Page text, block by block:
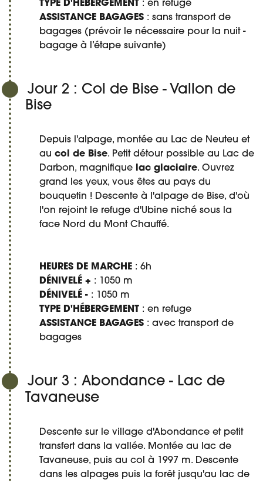
TYPE D'HÉBERGEMENT : en refuge
ASSISTANCE BAGAGES : sans transport de
bagages (prévoir le nécessaire pour la nuit -
bagage à l’étape suivante)
Jour 2 : Col de Bise - Vallon de
Bise
Depuis l'alpage, montée au Lac de Neuteu et
au col de Bise. Petit détour possible au Lac de
Darbon, magnifique lac glaciaire. Ouvrez
grand les yeux, vous êtes au pays du
bouquetin ! Descente à l'alpage de Bise, d'où
l'on rejoint le refuge d'Ubine niché sous la
face Nord du Mont Chauffé.
HEURES DE MARCHE : 6h
DÉNIVELÉ + : 1050 m
DÉNIVELÉ - : 1050 m
TYPE D'HÉBERGEMENT : en refuge
ASSISTANCE BAGAGES : avec transport de
bagages
Jour 3 : Abondance - Lac de
Tavaneuse
Descente sur le village d'Abondance et petit
transfert dans la vallée. Montée au lac de
Tavaneuse, puis au col à 1997 m. Descente
dans les alpages puis la forêt jusqu'au lac de